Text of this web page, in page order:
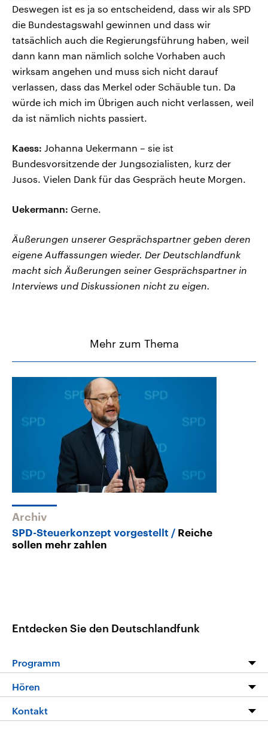
Deswegen ist es ja so entscheidend, dass wir als SPD
die Bundestagswahl gewinnen und dass wir
tatsächlich auch die Regierungsführung haben, weil
dann kann man nämlich solche Vorhaben auch
wirksam angehen und muss sich nicht darauf
verlassen, dass das Merkel oder Schäuble tun. Da
würde ich mich im Übrigen auch nicht verlassen, weil
da ist nämlich nichts passiert.
Kaess: Johanna Uekermann – sie ist
Bundesvorsitzende der Jungsozialisten, kurz der
Jusos. Vielen Dank für das Gespräch heute Morgen.
Uekermann: Gerne.
Äußerungen unserer Gesprächspartner geben deren
eigene Auffassungen wieder. Der Deutschlandfunk
macht sich Äußerungen seiner Gesprächspartner in
Interviews und Diskussionen nicht zu eigen.
Mehr zum Thema
Archiv
SPD-Steuerkonzept vorgestellt
Reiche
sollen mehr zahlen
Entdecken Sie den Deutschlandfunk
Programm
Programm
Die Nachrichten
Hören
Livestream
Kontakt